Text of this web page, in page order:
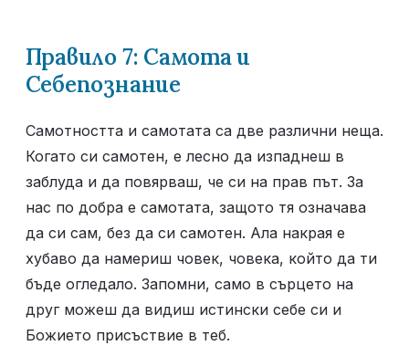
Правило 7: Самота и
Себепознание
Самотността и самотата са две различни неща.
Когато си самотен, е лесно да изпаднеш в
заблуда и да повярваш, че си на прав път. За
нас по добра е самотата, защото тя означава
да си сам, без да си самотен. Ала накрая е
хубаво да намериш човек, човека, който да ти
бъде огледало. Запомни, само в сърцето на
друг можеш да видиш истински себе си и
Божието присъствие в теб.